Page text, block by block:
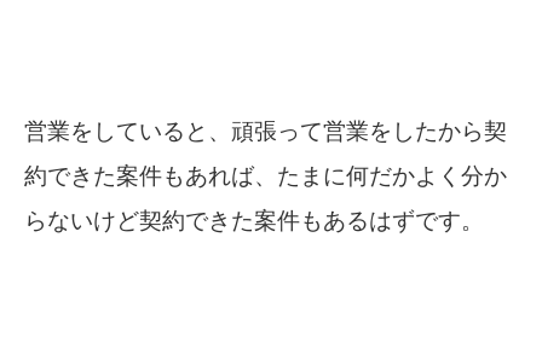
営業をしていると、頑張って営業をしたから契
約できた案件もあれば、たまに何だかよく分か
らないけど契約できた案件もあるはずです。